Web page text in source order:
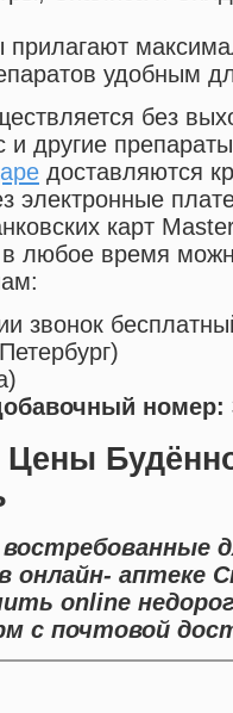
удобным
без
другие
доставляются
электронные
карт
в любое время
звонок
номер:
онлайн-
online
с почтовой